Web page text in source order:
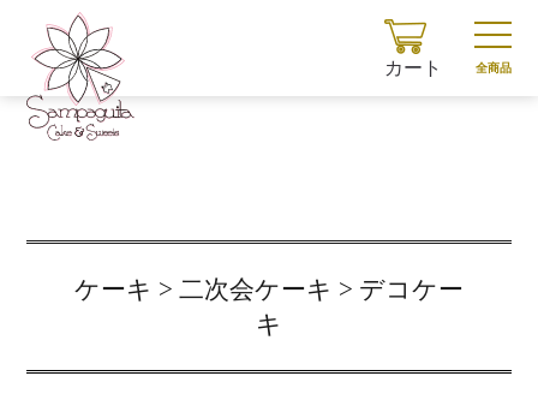
カート 全商品
ケーキ > 二次会ケーキ > デコケー
キ